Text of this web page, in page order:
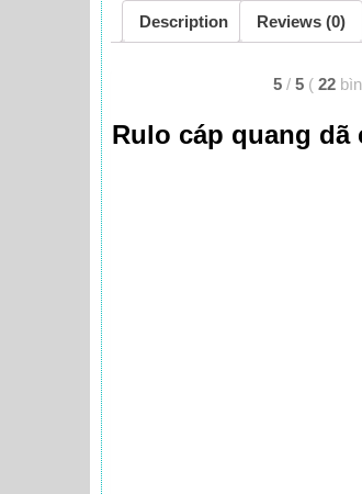
Description Reviews (0)
5 / 5 ( 22
Rulo cáp quang